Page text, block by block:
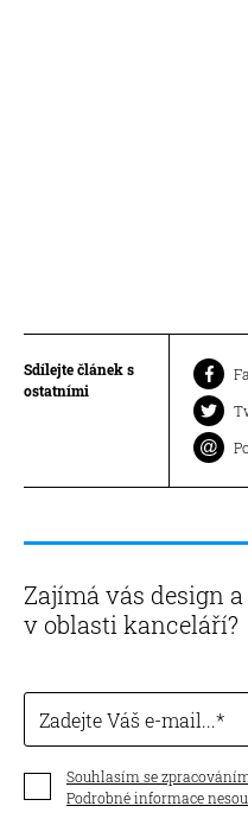
Sdílejte článek s
ostatními
Zajímá vás design
v oblasti kanceláří?
Zadejte Váš e-mail...
Souhlasím se
Podrobné informace